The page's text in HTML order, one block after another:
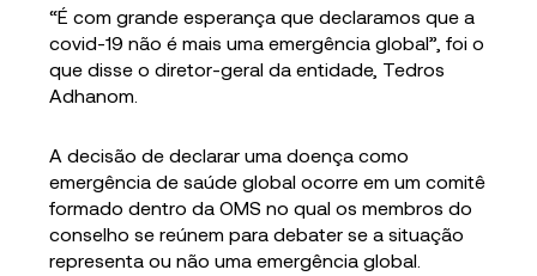
“É com grande esperança que declaramos que a
covid-19 não é mais uma emergência global”, foi o
que disse o diretor-geral da entidade, Tedros
Adhanom.
A decisão de declarar uma doença como
emergência de saúde global ocorre em um comitê
formado dentro da OMS no qual os membros do
conselho se reúnem para debater se a situação
representa ou não uma emergência global.